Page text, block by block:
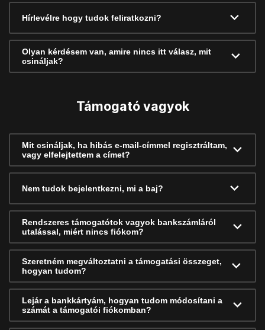
Hírlevélre hogy tudok feliratkozni?
Olyan kérdésem van, amire nincs itt válasz, mit
csináljak?
Támogató vagyok
Mit csináljak, ha hibás e-mail-címmel regisztráltam,
vagy elfelejtettem a címet?
Nem tudok bejelentkezni, mi a baj?
Rendszeres támogatótok vagyok bankszámláról
utalással, miért nincs fiókom?
Szeretném megváltoztatni a támogatási összeget,
hogyan tudom?
Lejár a bankkártyám, hogyan tudom módosítani a
számát a támogatói fiókomban?